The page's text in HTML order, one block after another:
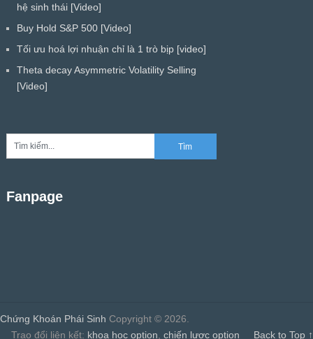
hệ sinh thái [Video]
Buy Hold S&P 500 [Video]
Tối ưu hoá lợi nhuận chỉ là 1 trò bịp [video]
Theta decay Asymmetric Volatility Selling
[Video]
Fanpage
Chứng Khoán Phái Sinh Copyright © 2026.
Trao đổi liên kết: khoa hoc option chiến lược option Back to Top ↑